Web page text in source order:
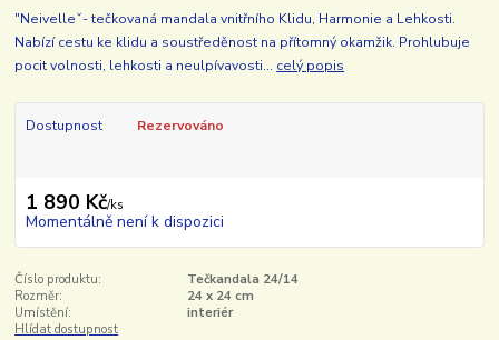
"Neivelleˇ- tečkovaná mandala vnitřního Klidu, Harmonie a Lehkosti.
Nabízí cestu ke klidu a soustředěnost na přítomný okamžik. Prohlubuje
pocit volnosti, lehkosti a neulpívavosti... celý popis
Dostupnost Rezervováno
1 890 Kč/ks
Momentálně není k dispozici
Číslo produktu:
Tečkandala 24/14
Rozměr:
24 x 24 cm
Umístění:
interiér
Hlídat dostupnost